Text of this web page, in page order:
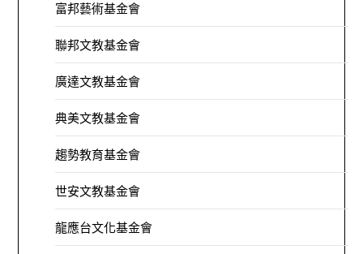
富邦藝術基金會
聯邦文教基金會
廣達文教基金會
典美文教基金會
趨勢教育基金會
世安文教基金會
龍應台文化基金會